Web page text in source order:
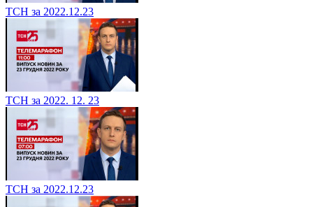
ТСН за 2022.12.23
ТСН за 2022. 12. 23
ТСН за 2022.12.23